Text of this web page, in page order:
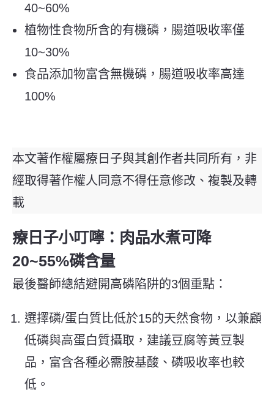
40~60%
️植物性食物所含的有機磷，腸道吸收率僅
10~30%
️食品添加物富含無機磷，腸道吸收率高達
100%
本文著作權屬療日子與其創作者共同所有，非
經取得著作權人同意不得任意修改、複製及轉
載
療日子小叮嚀：肉品水煮可降
20~55%磷含量
最後醫師總結避開高磷陷阱的3個重點：
選擇磷/蛋白質比低於15的天然食物，以兼顧
低磷與高蛋白質攝取，建議豆腐等黃豆製
品，富含各種必需胺基酸、磷吸收率也較
低。